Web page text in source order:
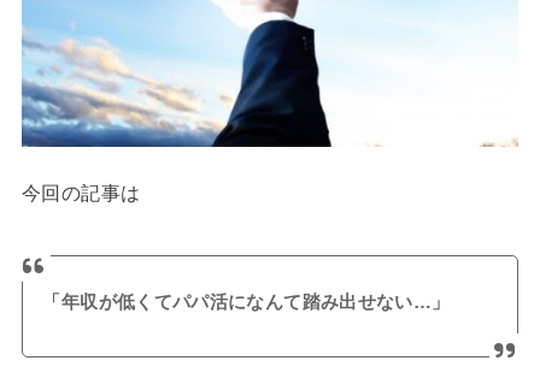
今回の記事は
「年収が低くてパパ活になんて踏み出せない…」